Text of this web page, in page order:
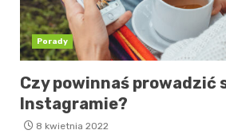
Porady
Czy powinnaś prowadzić
Instagramie?
8 kwietnia 2022